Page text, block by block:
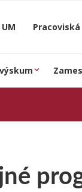
UM Pracoviská